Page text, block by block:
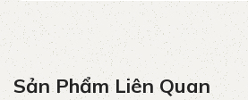
Sản Phẩm Liên Quan